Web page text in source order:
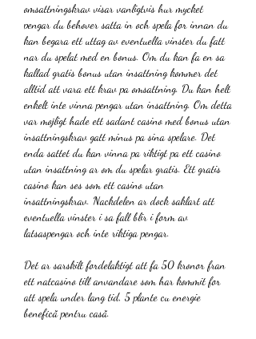
omsattningskrav visar vanligtvis hur mycket
pengar du behover satta in och spela for innan du
kan begara ett uttag av eventuella vinster du fatt
nar du spelat med en bonus. Om du kan fa en sa
kallad gratis bonus utan insattning kommer det
alltid att vara ett krav pa omsattning. Du kan helt
enkelt inte vinna pengar utan insattning. Om detta
var mojligt hade ett sadant casino med bonus utan
insattningskrav gatt minus pa sina spelare. Det
enda sattet du kan vinna pa riktigt pa ett casino
utan insattning ar om du spelar gratis. Ett gratis
casino kan ses som ett casino utan
insattningskrav. Nackdelen ar dock saklart att
eventuella vinster i sa fall blir i form av
latsaspengar och inte riktiga pengar.
Det ar sarskilt fordelaktigt att fa 50 kronor fran
ett natcasino till anvandare som har kommit for
att spela under lang tid, 5 plante cu energie
benefică pentru casă.